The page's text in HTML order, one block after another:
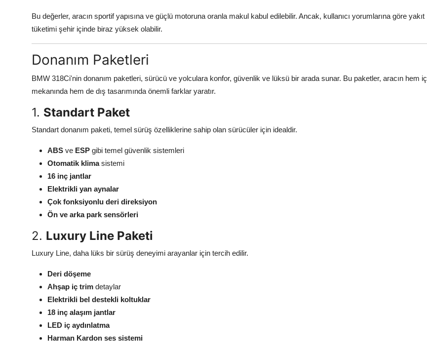
Bu değerler, aracın sportif yapısına ve güçlü motoruna oranla makul kabul edilebilir. Ancak, kullanıcı yorumlarına göre yakıt
tüketimi şehir içinde biraz yüksek olabilir.
Donanım Paketleri
BMW 318Ci'nin donanım paketleri, sürücü ve yolculara konfor, güvenlik ve lüksü bir arada sunar. Bu paketler, aracın hem iç
mekanında hem de dış tasarımında önemli farklar yaratır.
1. Standart Paket
Standart donanım paketi, temel sürüş özelliklerine sahip olan sürücüler için idealdir.
ABS ve ESP gibi temel güvenlik sistemleri
Otomatik klimasistemi
16 inç jantlar
Elektrikli yan aynalar
Çok fonksiyonlu deri direksiyon
Ön ve arka park sensörleri
2. Luxury Line Paketi
Luxury Line, daha lüks bir sürüş deneyimi arayanlar için tercih edilir.
Deri döşeme
Ahşap iç trim detaylar
Elektrikli bel destekli koltuklar
18 inç alaşım jantlar
LED iç aydınlatma
Harman Kardon ses sistemi